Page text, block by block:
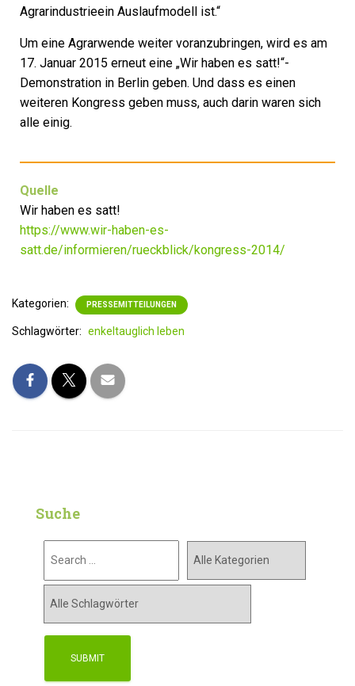
Agrarindustrieein Auslaufmodell ist.“
Um eine Agrarwende weiter voranzubringen, wird es am
17. Januar 2015 erneut eine „Wir haben es satt!“-
Demonstration in Berlin geben. Und dass es einen
weiteren Kongress geben muss, auch darin waren sich
alle einig.
Quelle
Wir haben es satt!
https://www.wir-haben-es-
satt.de/informieren/rueckblick/kongress-2014/
Kategorien: PRESSEMITTEILUNGEN
Schlagwörter: enkeltauglich leben
Suche